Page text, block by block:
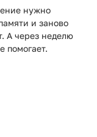
нужно
и заново
А через неделю
помогает.